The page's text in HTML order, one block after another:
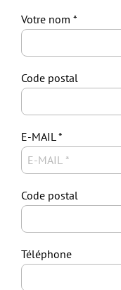
Votre nom
Code postal
E-MAIL
Code postal
Téléphone